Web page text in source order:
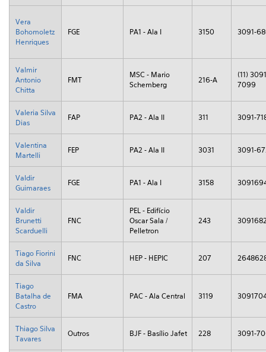
Vera
Bohomoletz
Henriques
FGE PA1 - Ala I 3150 3091-
Valmir
Antonio
Chitta
FMT
MSC - Mario
Schemberg
216-A
(11)
7099
Valeria Silva
Dias
FAP PA2 - Ala II 311 3091-
Valentina
Martelli
FEP PA2 - Ala II 3031 3091-
Valdir
Guimaraes
FGE PA1 - Ala I 3158
Valdir
Brunetti
Scarduelli
FNC
PEL - Edifício
Oscar Sala /
Pelletron
243
Tiago Fiorini
da Silva
FNC HEP - HEPIC 207
Tiago
Batalha de
Castro
FMA PAC - Ala Central 3119
Thiago Silva
Tavares
Outros BJF - Basílio Jafet 228 3091-